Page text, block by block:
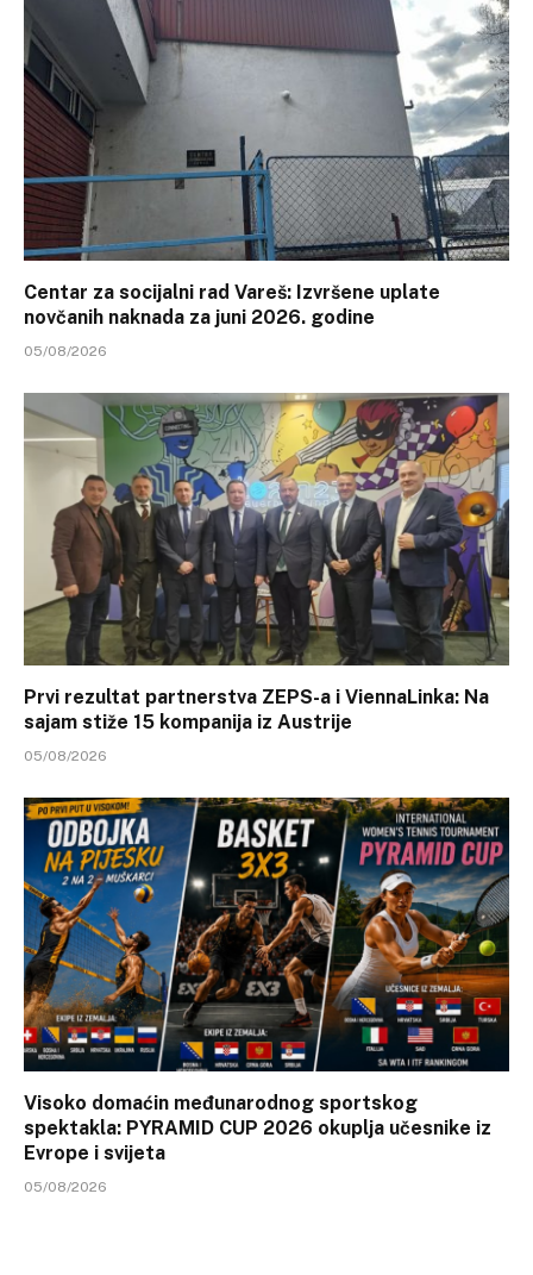
Centar za socijalni rad Vareš: Izvršene uplate
novčanih naknada za juni 2026. godine
05/08/2026
Prvi rezultat partnerstva ZEPS-a i ViennaLinka: Na
sajam stiže 15 kompanija iz Austrije
05/08/2026
Visoko domaćin međunarodnog sportskog
spektakla: PYRAMID CUP 2026 okuplja učesnike iz
Evrope i svijeta
05/08/2026